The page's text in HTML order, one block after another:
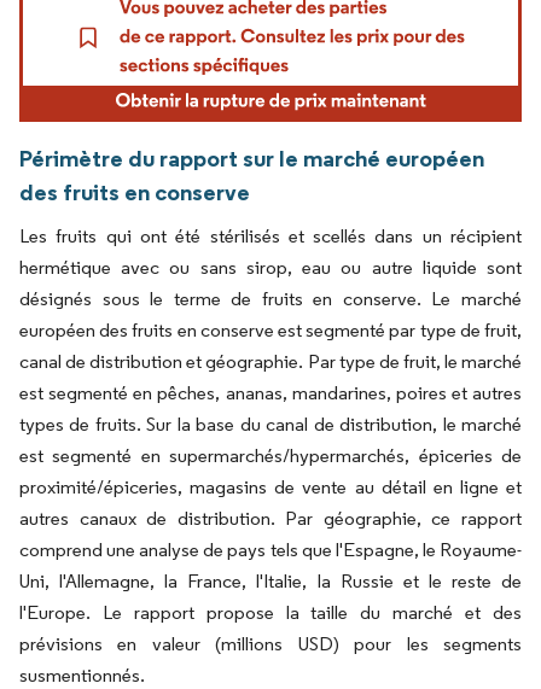
Périmètre du rapport sur le marché européen
des fruits en conserve
Les fruits qui ont été stérilisés et scellés dans un récipient
hermétique avec ou sans sirop, eau ou autre liquide sont
désignés sous le terme de fruits en conserve. Le marché
européen des fruits en conserve est segmenté par type de fruit,
canal de distribution et géographie. Par type de fruit, le marché
est segmenté en pêches, ananas, mandarines, poires et autres
types de fruits. Sur la base du canal de distribution, le marché
est segmenté en supermarchés/hypermarchés, épiceries de
proximité/épiceries, magasins de vente au détail en ligne et
autres canaux de distribution. Par géographie, ce rapport
comprend une analyse de pays tels que l'Espagne, le Royaume-
Uni, l'Allemagne, la France, l'Italie, la Russie et le reste de
l'Europe. Le rapport propose la taille du marché et des
prévisions en valeur (millions USD) pour les segments
susmentionnés.